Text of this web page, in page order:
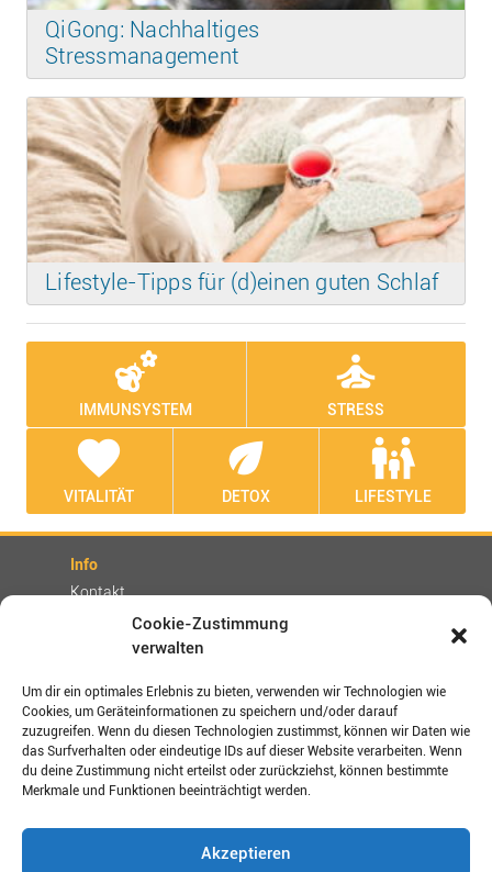
Cookie-Zustimmung
verwalten
Um dir ein optimales Erlebnis zu bieten, verwenden wir Technologien wie
Cookies, um Geräteinformationen zu speichern und/oder darauf
zuzugreifen. Wenn du diesen Technologien zustimmst, können wir Daten wie
das Surfverhalten oder eindeutige IDs auf dieser Website verarbeiten. Wenn
du deine Zustimmung nicht erteilst oder zurückziehst, können bestimmte
Merkmale und Funktionen beeinträchtigt werden.
Akzeptieren
QiGong: Nachhaltiges
Stressmanagement
Lifestyle-Tipps für (d)einen guten Schlaf
emoji_nature
IMMUNSYSTEM
self_improvement
STRESS
favorite
VITALITÄT
eco
DETOX
family_restroom
LIFESTYLE
Info
Kontakt
Rechtliches
Impressum
AGBs
Datenschutz / Disclaimer
Versand- und Zahlungsbedingungen